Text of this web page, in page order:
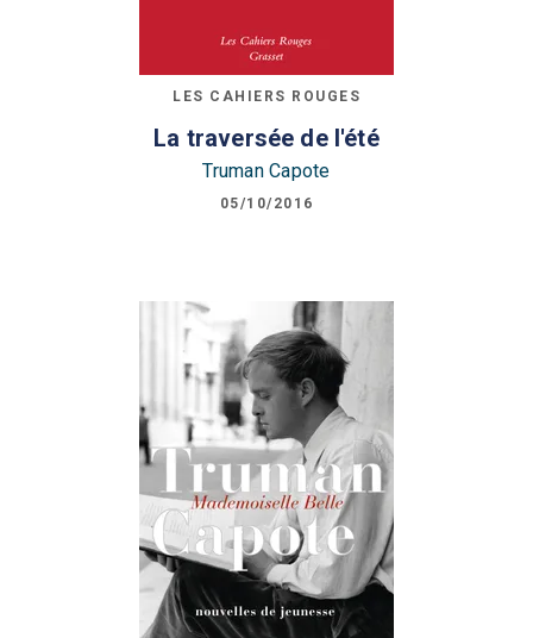
LES CAHIERS ROUGES
La traversée de l'été
Truman Capote
05/10/2016